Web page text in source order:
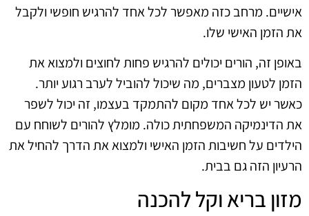
אישיים. מרחב כזה מאפשר לכל אחד להרגיש חופשי ולקבל
את הזמן האישי שלו.
באופן זה, הורים יכולים להרגיש פחות לחוצים ולמצוא את
הזמן לטעון מצברים, מה שיכול להוביל לערב רגוע יותר.
כאשר יש לכל אחד מקום להתמקד בעצמו, זה יכול לשפר
את הדינמיקה המשפחתית כולה. מומלץ להורים לשוחח עם
הילדים על חשיבות הזמן האישי ולמצוא את הדרך להחיל את
הרעיון הזה גם בבית.
מזון בריא וקל להכנה